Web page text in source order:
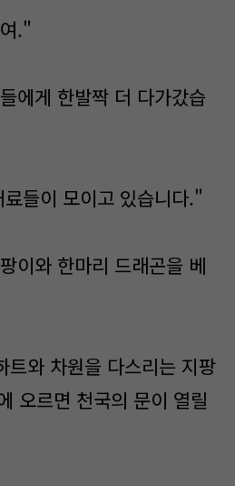
."
에게 한발짝 더 다가갔습
들이 모이고 있습니다."
이와 한마리 드래곤을 베
트와 차원을 다스리는 지팡
오르면 천국의 문이 열릴